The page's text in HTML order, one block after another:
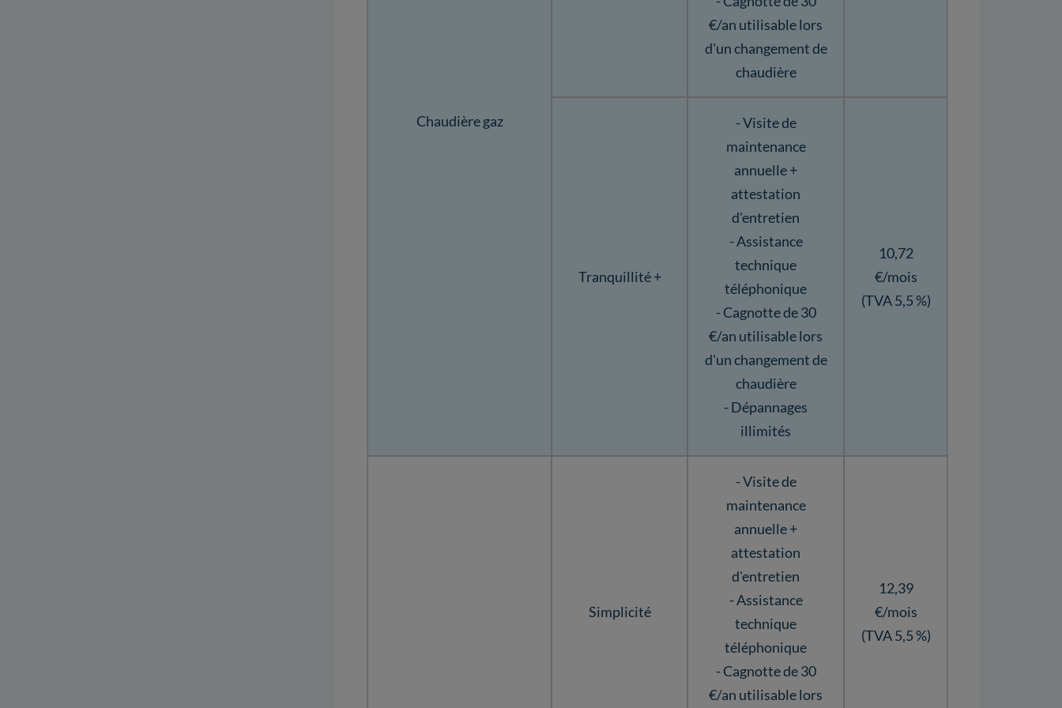
Chaudière gaz
€/an utilisable lors
d'un changement de
chaudière
Tranquillité +
- Visite de
maintenance
annuelle +
attestation
d'entretien
- Assistance
technique
téléphonique
- Cagnotte de 30
€/an utilisable lors
d'un changement de
chaudière
- Dépannages
illimités
10,72
€/mois
(TVA 5,5 %)
Simplicité
- Visite de
maintenance
annuelle +
attestation
d'entretien
- Assistance
technique
téléphonique
- Cagnotte de 30
€/an utilisable lors
12,39
€/mois
(TVA 5,5 %)